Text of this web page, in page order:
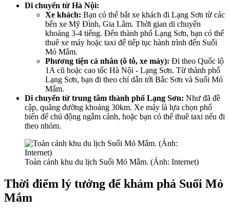
Di chuyển từ Hà Nội:
Xe khách: Bạn có thể bắt xe khách đi Lạng Sơn từ các
bến xe Mỹ Đình, Gia Lâm. Thời gian di chuyển
khoảng 3-4 tiếng. Đến thành phố Lạng Sơn, bạn có thể
thuê xe máy hoặc taxi để tiếp tục hành trình đến Suối
Mỏ Mắm.
Phương tiện cá nhân (ô tô, xe máy): Đi theo Quốc lộ
1A cũ hoặc cao tốc Hà Nội - Lạng Sơn. Từ thành phố
Lạng Sơn, bạn đi theo chỉ dẫn tới Bắc Sơn và Suối Mỏ
Mắm.
Di chuyển từ trung tâm thành phố Lạng Sơn: Như đã đề
cập, quãng đường khoảng 30km. Xe máy là lựa chọn phổ
biến để chủ động ngắm cảnh, hoặc bạn có thể thuê taxi nếu đi
theo nhóm.
Toàn cảnh khu du lịch Suối Mỏ Mắm. (Ảnh: Internet)
Thời điểm lý tưởng để khám phá Suối Mỏ
Mắm